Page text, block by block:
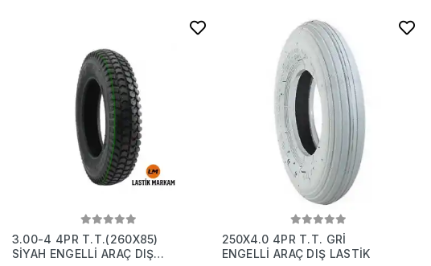
3.00-4 4PR T.T.(260X85)
SİYAH ENGELLİ ARAÇ DIŞ
250X4.0 4PR T.T. GRİ
ENGELLİ ARAÇ DIŞ LASTİK